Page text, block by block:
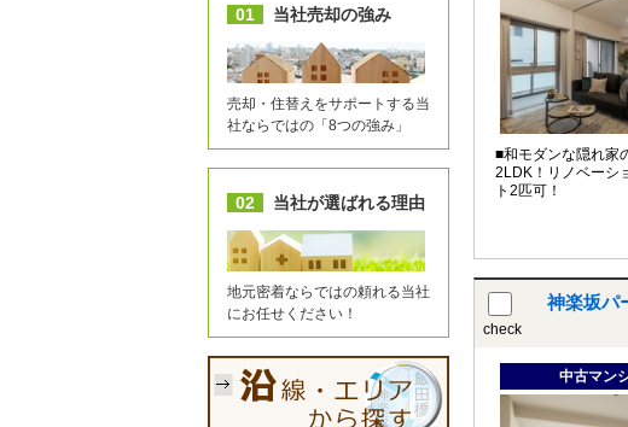
■和モダンな隠れ家
2LDK！リノベーシ
ト2匹可！
check
神楽坂パ
中古マン
01 当社売却の強み
売却・住替えをサポートする当
社ならではの「8つの強み」
02 当社が選ばれる理由
地元密着ならではの頼れる当社
にお任せください！